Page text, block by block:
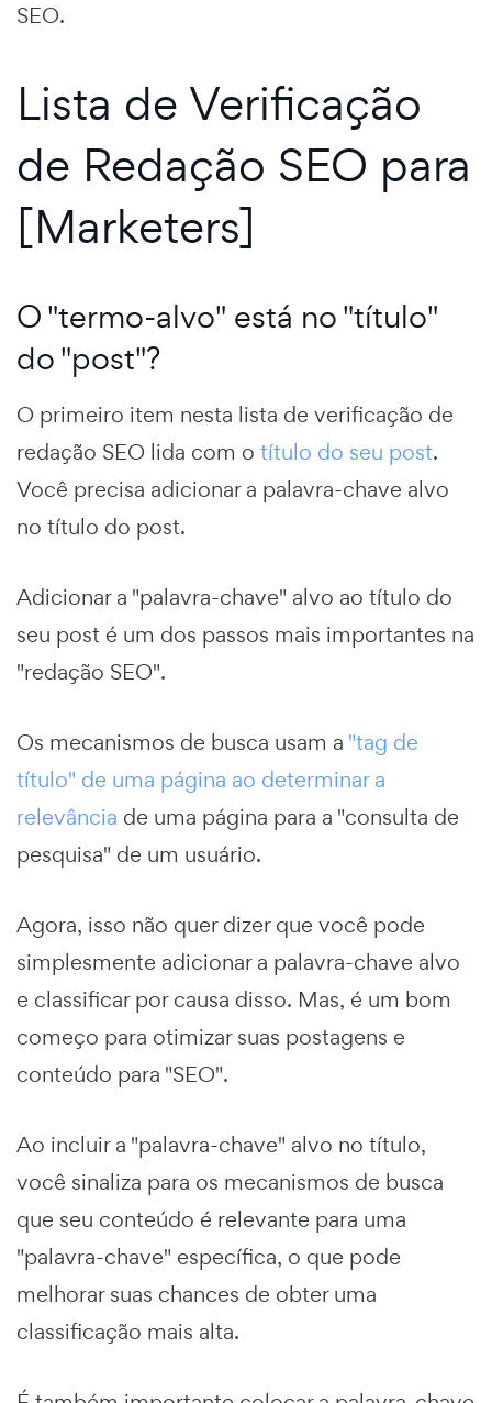
SEO.
Lista de Verificação
de Redação SEO para
[Marketers]
O "termo-alvo" está no "título"
do "post"?
O primeiro item nesta lista de verificação de
redação SEO lida com o título do seu post.
Você precisa adicionar a palavra-chave alvo
no título do post.
Adicionar a "palavra-chave" alvo ao título do
seu post é um dos passos mais importantes na
"redação SEO".
Os mecanismos de busca usam a "tag de
título" de uma página ao determinar a
relevância de uma página para a "consulta de
pesquisa" de um usuário.
Agora, isso não quer dizer que você pode
simplesmente adicionar a palavra-chave alvo
e classificar por causa disso. Mas, é um bom
começo para otimizar suas postagens e
conteúdo para "SEO".
Ao incluir a "palavra-chave" alvo no título,
você sinaliza para os mecanismos de busca
que seu conteúdo é relevante para uma
"palavra-chave" específica, o que pode
melhorar suas chances de obter uma
classificação mais alta.